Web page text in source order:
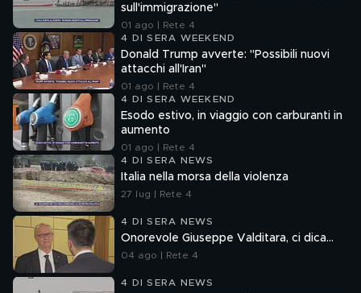
sull'immigrazione"
01 ago | Rete 4
4 DI SERA WEEKEND
Donald Trump avverte: "Possibili nuovi
attacchi all'Iran"
01 ago | Rete 4
4 DI SERA WEEKEND
Esodo estivo, in viaggio con carburanti in
aumento
01 ago | Rete 4
4 DI SERA NEWS
Italia nella morsa della violenza
27 lug | Rete 4
4 DI SERA NEWS
Onorevole Giuseppe Valditara, ci dica...
04 ago | Rete 4
4 DI SERA NEWS